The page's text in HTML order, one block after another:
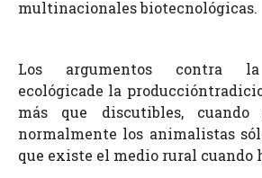
multinacionales biotecnológicas.
Los argumentos contra la
ecológicade la producción
más que discutibles, cuando
normalmente los animalistas
que existe el medio rural cuando